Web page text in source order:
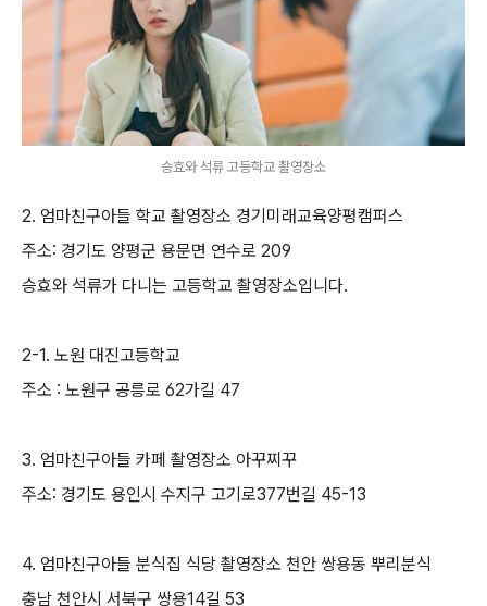
승효와 석류 고등학교 촬영장소
2. 엄마친구아들 학교 촬영장소 경기미래교육양평캠퍼스
주소: 경기도 양평군 용문면 연수로 209
승효와 석류가 다니는 고등학교 촬영장소입니다.
2-1. 노원 대진고등학교
주소 : 노원구 공릉로 62가길 47
3. 엄마친구아들 카페 촬영장소 아꾸찌꾸
주소: 경기도 용인시 수지구 고기로377번길 45-13
4. 엄마친구아들 분식집 식당 촬영장소 천안 쌍용동 뿌리분식
충남 천안시 서북구 쌍용14길 53